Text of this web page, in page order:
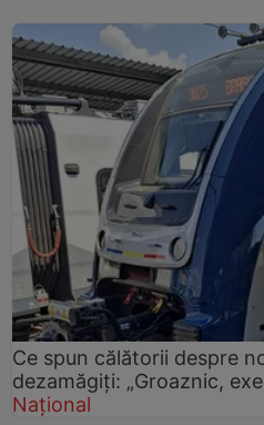
Ce spun călătorii despre
dezamăgiți: „Groaznic,
Național